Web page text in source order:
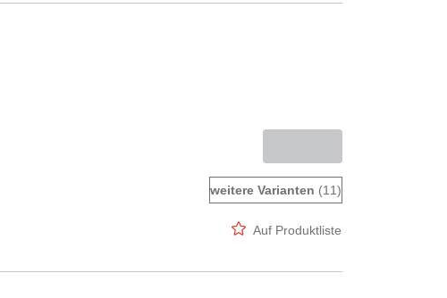
weitere Varianten (11)
Auf Produktliste